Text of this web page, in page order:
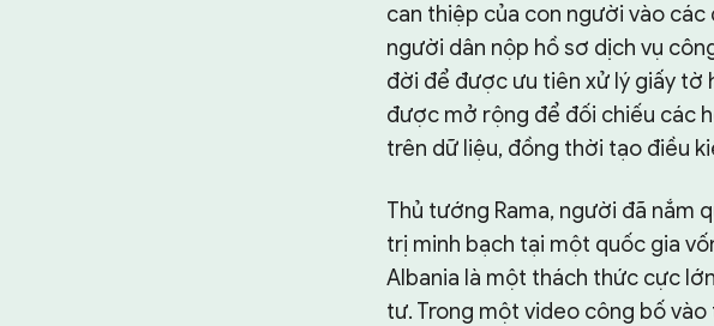
can thiệp của con người vào các
người dân nộp hồ sơ dịch vụ
đời để được ưu tiên xử lý giấy tờ
được mở rộng để đối chiếu các
trên dữ liệu, đồng thời tạo điều
Thủ tướng Rama, người đã nắm
trị minh bạch tại một quốc gia
Albania là một thách thức cực
tư. Trong một video công bố